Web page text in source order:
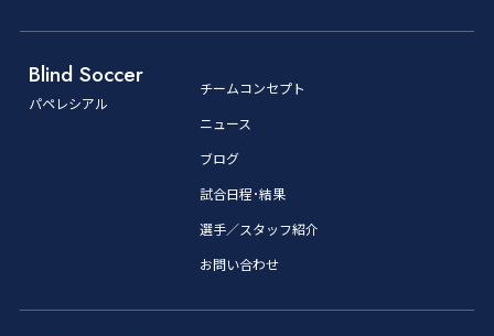
Blind Soccer
パペレシアル
チームコンセプト
ニュース
ブログ
試合日程･結果
選手／スタッフ紹介
お問い合わせ